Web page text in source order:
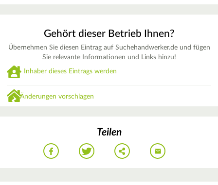
Gehört dieser Betrieb Ihnen?
Übernehmen Sie diesen Eintrag auf Suchehandwerker.de und fügen
Sie relevante Informationen und Links hinzu!
Inhaber dieses Eintrags werden
Änderungen vorschlagen
Teilen